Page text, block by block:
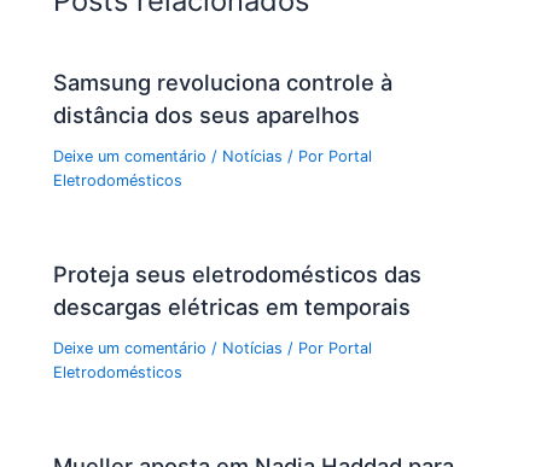
Samsung revoluciona controle à
distância dos seus aparelhos
Deixe um comentário / Notícias / Por Portal
Eletrodomésticos
Proteja seus eletrodomésticos das
descargas elétricas em temporais
Deixe um comentário / Notícias / Por Portal
Eletrodomésticos